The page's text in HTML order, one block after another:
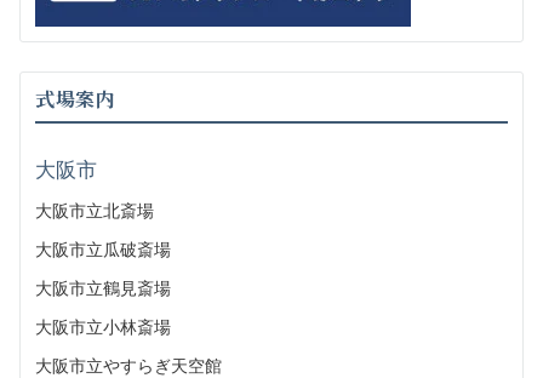
式場案内
大阪市
大阪市立北斎場
大阪市立瓜破斎場
大阪市立鶴見斎場
大阪市立小林斎場
大阪市立やすらぎ天空館